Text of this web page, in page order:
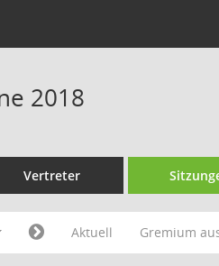
2018
Vertreter
Aktuell Gremium